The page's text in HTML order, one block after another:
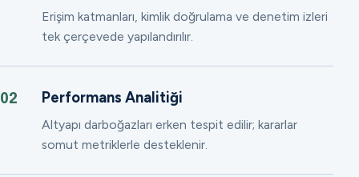
Erişim katmanları, kimlik doğrulama ve denetim izleri
tek çerçevede yapılandırılır.
02 Performans Analitiği
Altyapı darboğazları erken tespit edilir; kararlar
somut metriklerle desteklenir.